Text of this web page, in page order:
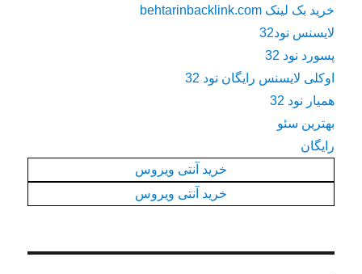
خرید بک لینک behtarinbacklink.com
لایسنس نود32
پسورد نود 32
اوکلی لایسنس رایگان نود 32
همیار نود 32
بهترین سئو
رایگان
خرید آنتی ویروس
خرید آنتی ویروس